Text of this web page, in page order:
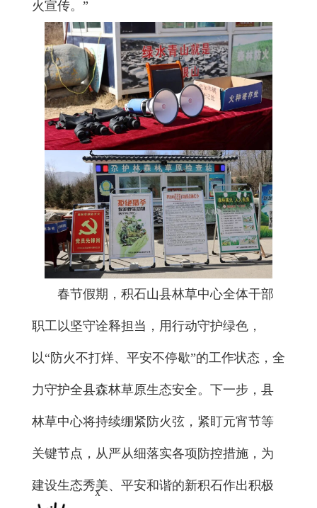
火宣传。”
春节假期，积石山县林草中心全体干部
职工以坚守诠释担当，用行动守护绿色，
以“防火不打烊、平安不停歇”的工作状态，全
力守护全县森林草原生态安全。下一步，县
林草中心将持续绷紧防火弦，紧盯元宵节等
关键节点，从严从细落实各项防控措施，为
建设生态秀美、平安和谐的新积石作出积极
x